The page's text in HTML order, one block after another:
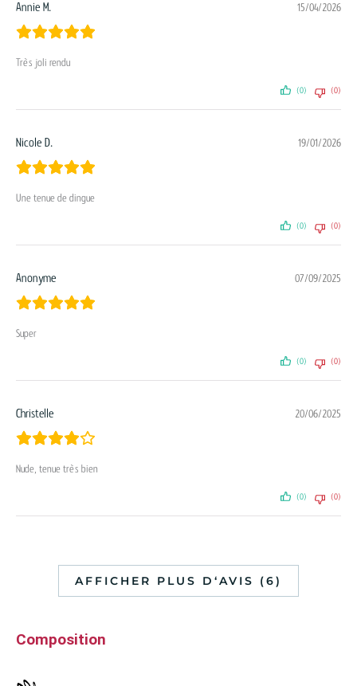
Annie M. 15/04/2026
Très joli rendu
(0) (0)
Nicole D. 19/01/2026
Une tenue de dingue
(0) (0)
Anonyme 07/09/2025
Super
(0) (0)
Christelle 20/06/2025
Nude, tenue très bien
(0) (0)
AFFICHER PLUS D‘AVIS (6)
Composition